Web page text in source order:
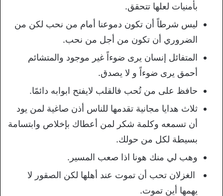
بأمنيات لعلها تتحقق.
ليس شرطاً أن تكون دموعنا أمام من نحب لكن من
الضروري أن تكون من أجل من نحب.
المتفائل إنسان يرى ضوءاً غير موجود والمتشائم
أحمق يرى ضوءاً و لا يصدق.
حافظ على من تُحب فالقلب لايفتح ابوابه دائمًا.
ثلاث هدايا مجانية تقدمها للناس أذن صاغية لمن يود
أن تسمعه وكلمة شكر لمن أعطاك بإخلاص وابتسامة
بسيطة لكل من حولك.
وهب لي منك هونا اذا صعب المسير.
الغزلان تحب أن تموت عند أهلها لكن الصقور لا
يهمها أين تموت.